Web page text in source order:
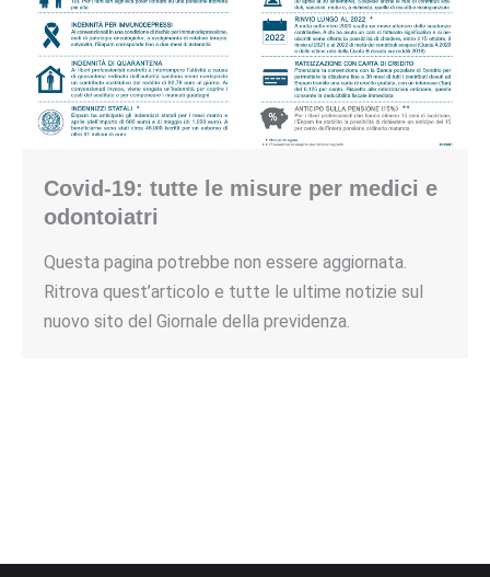
Covid-19: tutte le misure per medici e
odontoiatri
Questa pagina potrebbe non essere aggiornata.
Ritrova quest’articolo e tutte le ultime notizie sul
nuovo sito del Giornale della previdenza.